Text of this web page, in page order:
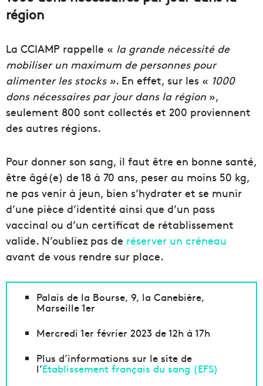
région
La CCIAMP rappelle « la grande nécessité de
mobiliser un maximum de personnes pour
alimenter les stocks ». En effet, sur les « 1000
dons nécessaires par jour dans la région »,
seulement 800 sont collectés et 200 proviennent
des autres régions.
Pour donner son sang, il faut être en bonne santé,
être âgé(e) de 18 à 70 ans, peser au moins 50 kg,
ne pas venir à jeun, bien s’hydrater et se munir
d’une pièce d’identité ainsi que d’un pass
vaccinal ou d’un certificat de rétablissement
valide. N’oubliez pas de réserver un créneau
avant de vous rendre sur place.
Palais de la Bourse, 9, la Canebière,
Marseille 1er
Mercredi 1er février 2023 de 12h à 17h
Plus d’informations sur le site de
l’Etablissement français du sang (EFS)